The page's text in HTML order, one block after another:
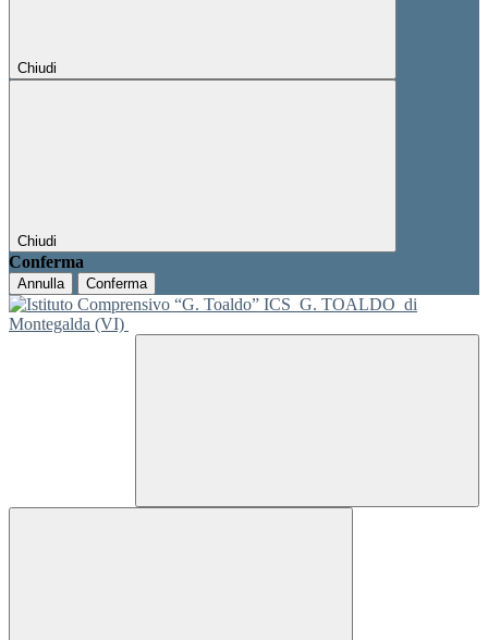
Chiudi
Chiudi
Conferma
Annulla Conferma
ICS G. TOALDO di
Montegalda (VI)